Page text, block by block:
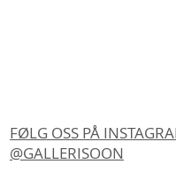
FØLG OSS PÅ
@GALLERISOON